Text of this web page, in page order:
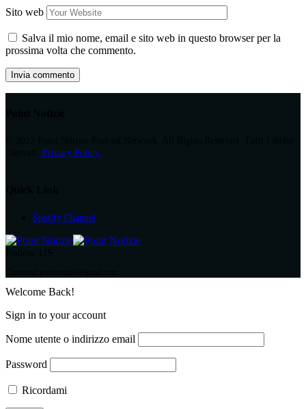
Sito web
Salva il mio nome, email e sito web in questo browser per la
prossima volta che commento.
Privacy Policy.
Spotify Channel
Welcome Back!
Sign in to your account
Nome utente o indirizzo email
Password
Ricordami